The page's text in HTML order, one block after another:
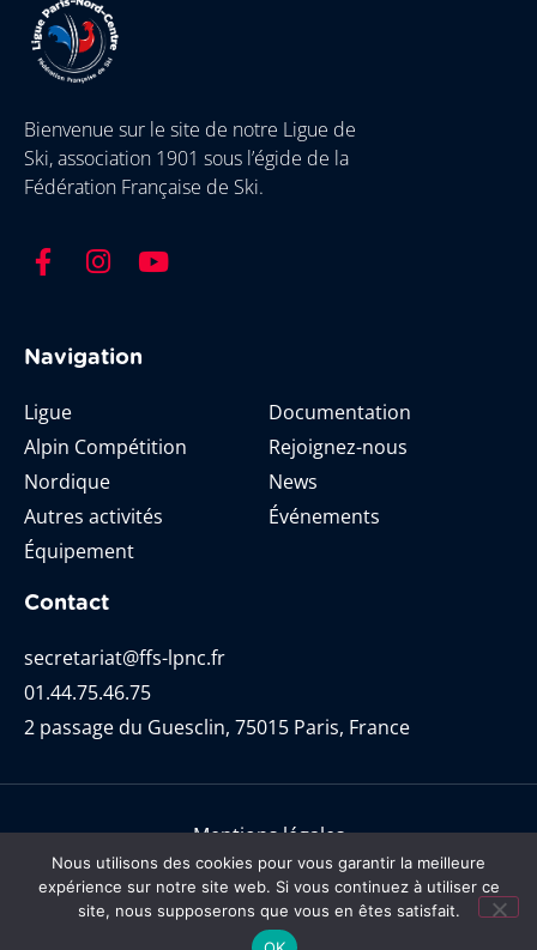
Bienvenue sur le site de notre Ligue de
Ski, association 1901 sous l’égide de la
Fédération Française de Ski.
Navigation
Ligue
Alpin Compétition
Nordique
Autres activités
Équipement
Documentation
Rejoignez-nous
News
Événements
Contact
secretariat@ffs-lpnc.fr
01.44.75.46.75
2 passage du Guesclin, 75015 Paris, France
Mentions légales
@ Ligue de Ski Paris-Nord-Centre 2021. Tous droits
réservés.
Nous utilisons des cookies pour vous garantir la meilleure
expérience sur notre site web. Si vous continuez à utiliser ce
site, nous supposerons que vous en êtes satisfait.